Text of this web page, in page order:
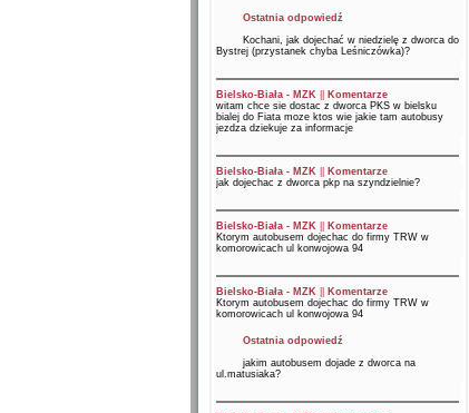
Ostatnia odpowiedź
Kochani, jak dojechać w niedzielę z dworca do
Bystrej (przystanek chyba Leśniczówka)?
Bielsko-Biała - MZK||
Komentarze
witam chce sie dostac z dworca PKS w bielsku
bialej do Fiata moze ktos wie jakie tam autobusy
jezdza dziekuje za informacje
Bielsko-Biała - MZK||
Komentarze
jak dojechac z dworca pkp na szyndzielnie?
Bielsko-Biała - MZK||
Komentarze
Ktorym autobusem dojechac do firmy TRW w
komorowicach ul konwojowa 94
Bielsko-Biała - MZK||
Komentarze
Ktorym autobusem dojechac do firmy TRW w
komorowicach ul konwojowa 94
Ostatnia odpowiedź
jakim autobusem dojade z dworca na
ul.matusiaka?